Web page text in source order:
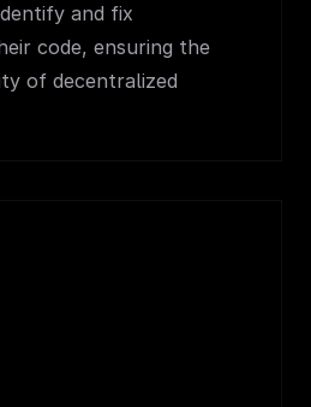
and fix
code, ensuring the
of decentralized